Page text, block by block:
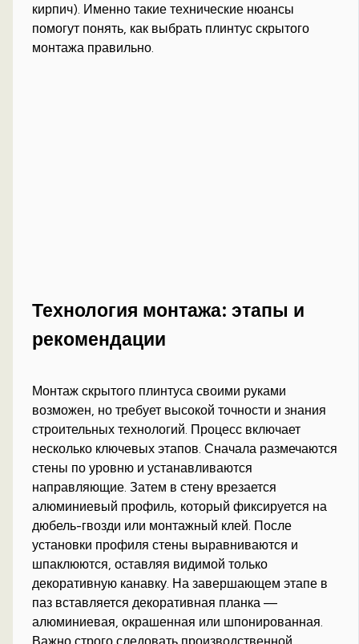
кирпич). Именно такие технические нюансы
помогут понять, как выбрать плинтус скрытого
монтажа правильно.
Технология монтажа: этапы и
рекомендации
Монтаж скрытого плинтуса своими руками
возможен, но требует высокой точности и знания
строительных технологий. Процесс включает
несколько ключевых этапов. Сначала размечаются
стены по уровню и устанавливаются
направляющие. Затем в стену врезается
алюминиевый профиль, который фиксируется на
дюбель-гвозди или монтажный клей. После
установки профиля стены выравниваются и
шпаклюются, оставляя видимой только
декоративную канавку. На завершающем этапе в
паз вставляется декоративная планка —
алюминиевая, окрашенная или шпонированная.
Важно строго следовать производственной